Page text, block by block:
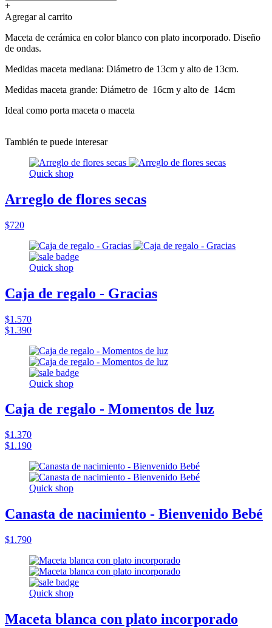
+
Agregar al carrito
Maceta de cerámica en color blanco con plato incorporado. Diseño
de ondas.
Medidas maceta mediana: Diámetro de 13cm y alto de 13cm.
Medidas maceta grande: Diámetro de 16cm y alto de 14cm
Ideal como porta maceta o maceta
También te puede interesar
Quick shop
Arreglo de flores secas
$720
Quick shop
Caja de regalo - Gracias
$1.570
$1.390
Quick shop
Caja de regalo - Momentos de luz
$1.370
$1.190
Quick shop
Canasta de nacimiento - Bienvenido Bebé
$1.790
Quick shop
Maceta blanca con plato incorporado